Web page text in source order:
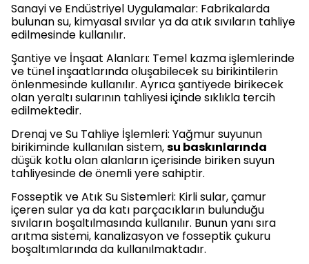
Sanayi ve Endüstriyel Uygulamalar: Fabrikalarda
bulunan su, kimyasal sıvılar ya da atık sıvıların tahliye
edilmesinde kullanılır.
Şantiye ve İnşaat Alanları: Temel kazma işlemlerinde
ve tünel inşaatlarında oluşabilecek su birikintilerin
önlenmesinde kullanılır. Ayrıca şantiyede birikecek
olan yeraltı sularının tahliyesi içinde sıklıkla tercih
edilmektedir.
Drenaj ve Su Tahliye İşlemleri: Yağmur suyunun
birikiminde kullanılan sistem,su baskınlarında
düşük kotlu olan alanların içerisinde biriken suyun
tahliyesinde de önemli yere sahiptir.
Fosseptik ve Atık Su Sistemleri: Kirli sular, çamur
içeren sular ya da katı parçacıkların bulunduğu
sıvıların boşaltılmasında kullanılır. Bunun yanı sıra
arıtma sistemi, kanalizasyon ve fosseptik çukuru
boşaltımlarında da kullanılmaktadır.